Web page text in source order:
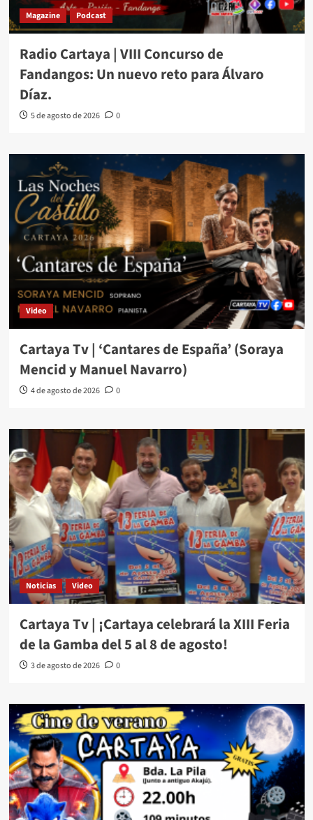
Magazine Podcast
Radio Cartaya | VIII Concurso de
Fandangos: Un nuevo reto para Álvaro
Díaz.
5 de agosto de 2026 0
Video
Cartaya Tv | ‘Cantares de España’ (Soraya
Mencid y Manuel Navarro)
4 de agosto de 2026 0
Noticias Video
Cartaya Tv | ¡Cartaya celebrará la XIII Feria
de la Gamba del 5 al 8 de agosto!
3 de agosto de 2026 0